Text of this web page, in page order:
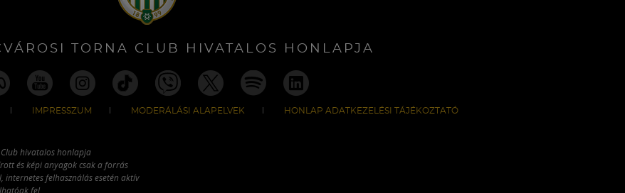
TORNA CLUB HIVATALOS HONLAPJA
IMPRESSZUM MODERÁLÁSI ALAPELVEK HONLAP ADATKEZELÉSI TÁJÉKOZTATÓ
hivatalos honlapja
és képi anyagok csak a forrás
internetes felhasználás esetén aktív
fel.